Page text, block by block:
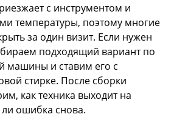
с инструментом и
температуры, поэтому многие
за один визит. Если нужен
подходящий вариант по
машины и ставим его с
стирке. После сборки
как техника выходит на
ошибка снова.